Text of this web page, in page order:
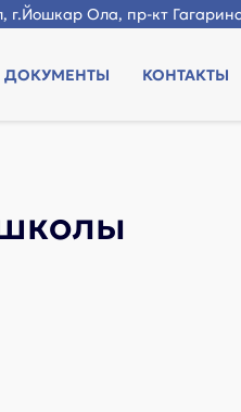
Ола, пр-кт
ДОКУМЕНТЫ КОНТАКТЫ